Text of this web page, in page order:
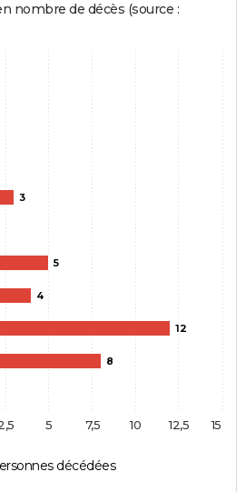
nombre de décès (source :
3
5
4
12
8
décédées
5 7,5 10 12,5 15